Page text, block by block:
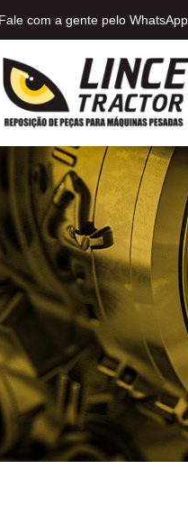
Fale com a gente pelo